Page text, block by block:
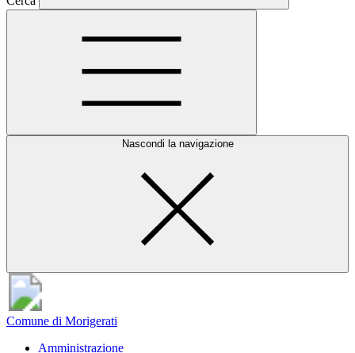
Nascondi la navigazione
Comune di Morigerati
Amministrazione